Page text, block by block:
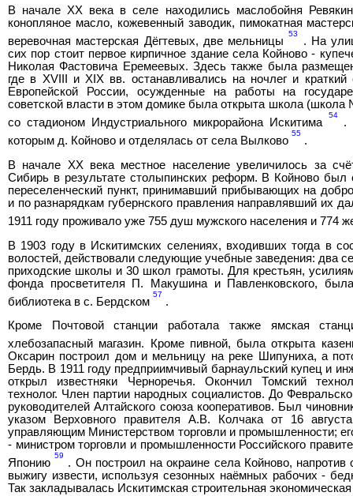
В начале ХХ века в селе находились маслобойня
конопляное масло, кожевенный заводик, пимокатная
веревочная мастерская Дёгтевых, две мельницы
53
. На
сих пор стоит первое кирпичное здание села Койново -
Николая Фастовича Еремеевых. Здесь также была
где в XVIII и XIX вв. останавливались на ночлег и
Европейской России, осужденные на работы на
советской власти в этом домике была открыта школа
со стадионом Индустриального микрорайона Искитима
54
.
которым д. Койново и отделялась от села Вылково
55
.
В начале ХХ века местное население увеличилось за
Сибирь в результате столыпинских реформ. В Койново был
переселенческий пункт, принимавший прибывающих на
и по разнарядкам губернского правления направлявший их
1911 году проживало уже 755 душ мужского населения и 774
В 1903 году в Искитимских селениях, входивших тогда в
волостей, действовали следующие учебные заведения: два
приходские школы и 30 школ грамоты. Для крестьян,
фонда просветителя П. Макушина и Павленковского,
библиотека в с. Бердском
57
.
Кроме Почтовой станции работала также ямская
хлебозапасный магазин. Кроме пивной, была открыта
Оксарин построил дом и мельницу на реке Шипуниха, а
Бердь. В 1911 году предприимчивый барнаульский купец и
открыл известняки Черноречья. Окончил Томский
технолог. Член партии народных социалистов. До
руководителей Алтайского союза кооперативов. Был
указом Верховного правителя А.В. Колчака от 16
управляющим Министерством торговли и промышленности;
- министром торговли и промышленности Российского
Японию
59
. Он построил на окраине села Койново, напротив
выжигу извести, используя сезонных наёмных рабочих -
Так закладывалась Искитимская строительная